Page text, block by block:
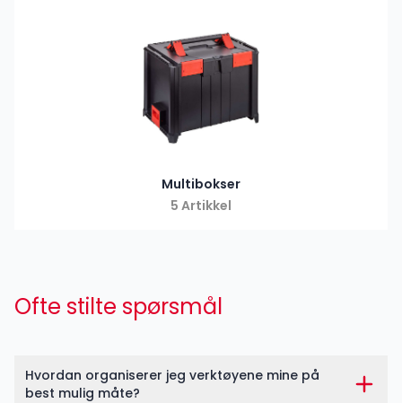
Multibokser
5 Artikkel
Ofte stilte spørsmål
Hvordan organiserer jeg verktøyene mine på
best mulig måte?